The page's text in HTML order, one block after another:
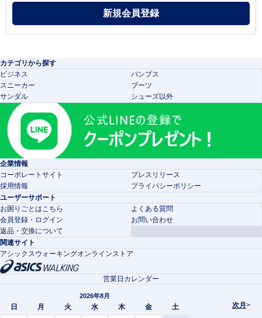
カテゴリから探す
ビジネス
パンプス
スニーカー
ブーツ
サンダル
シューズ以外
企業情報
コーポレートサイト
プレスリリース
採用情報
プライバシーポリシー
ユーザーサポート
お困りごとはこちら
よくある質問
会員登録・ログイン
お問い合わせ
返品・交換について
関連サイト
アシックスウォーキングオンラインストア
次月 >
営業日カレンダー
2026年8月
日 月 火 水 木 金 土